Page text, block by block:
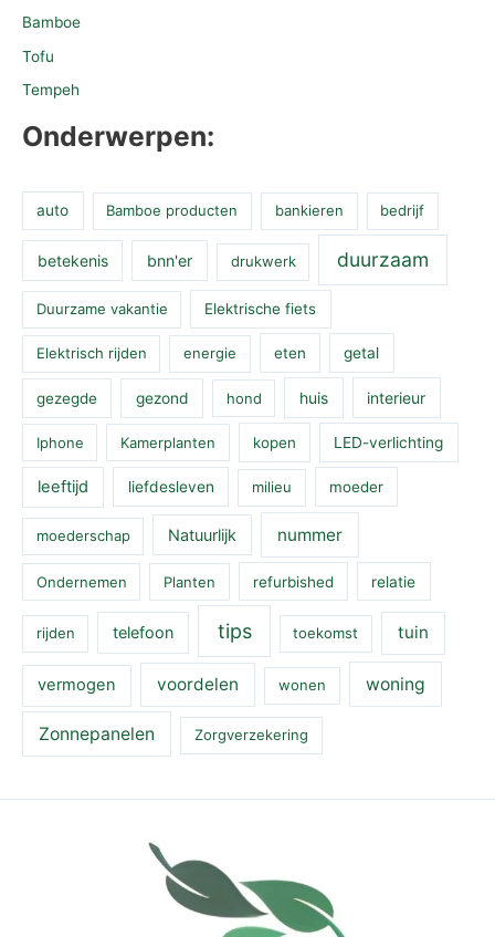
Bamboe
Tofu
Tempeh
Onderwerpen:
auto Bamboe producten bankieren bedrijf
betekenis bnn'er drukwerk duurzaam
Duurzame vakantie Elektrische fiets
Elektrisch rijden energie eten getal
gezegde gezond hond huis interieur
Iphone Kamerplanten kopen LED-verlichting
leeftijd liefdesleven milieu moeder
moederschap Natuurlijk nummer
Ondernemen Planten refurbished relatie
rijden telefoon tips toekomst tuin
vermogen voordelen wonen woning
Zonnepanelen Zorgverzekering